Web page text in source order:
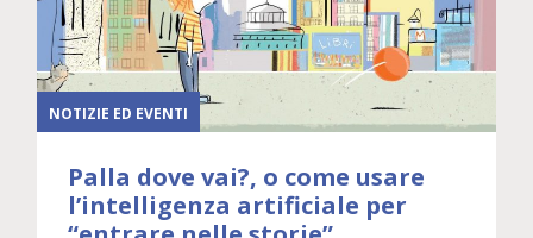
NOTIZIE ED EVENTI
Palla dove vai?, o come usare
l’intelligenza artificiale per